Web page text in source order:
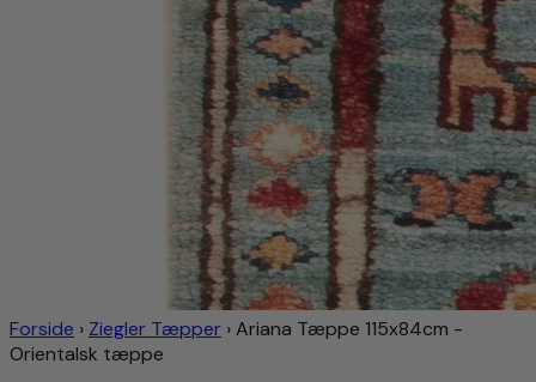
Forside › Ziegler Tæpper ›Ariana Tæppe 115x84cm -
Orientalsk tæppe